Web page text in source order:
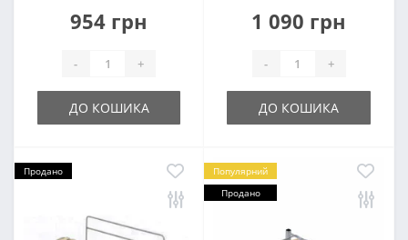
954 грн
- +
ДО КОШИКА
1 090 грн
- +
ДО КОШИКА
Продано
Популярний
Продано